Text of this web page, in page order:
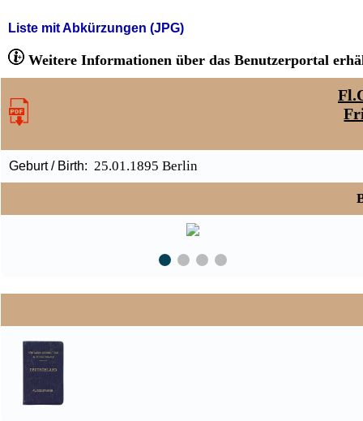
Liste mit Abkürzungen (JPG)
Weitere Informationen über das Benutzerportal
Geburt / Birth: 25.01.1895 Berlin